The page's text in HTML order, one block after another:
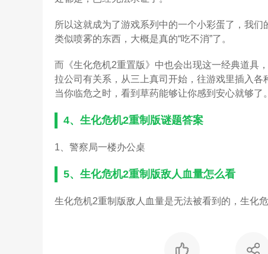
所以这就成为了游戏系列中的一个小彩蛋了，我
类似喷雾的东西，大概是真的“吃不消”了。
而《生化危机2重置版》中也会出现这一经典道具
拉公司有关系，从三上真司开始，往游戏里插入各
当你临危之时，看到草药能够让你感到安心就够了。
4、 生化危机2重制版谜题答案
1、警察局一楼办公桌
5、 生化危机2重制版敌人血量怎么看
生化危机2重制版敌人血量是无法被看到的，生化